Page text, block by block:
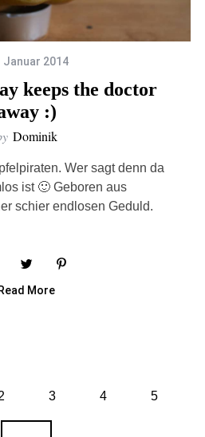
Januar 2014
keeps the doctor
:)
Dominik
Wer sagt denn da
ist 🙂 Geboren aus
schier endlosen Geduld.
Read More
3 4 5